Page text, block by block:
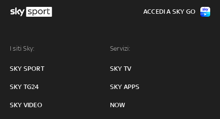
I siti Sky:
SKY SPORT
SKY TG24
SKY VIDEO
Servizi:
SKY TV
SKY APPS
NOW
ACCEDI A SKY GO